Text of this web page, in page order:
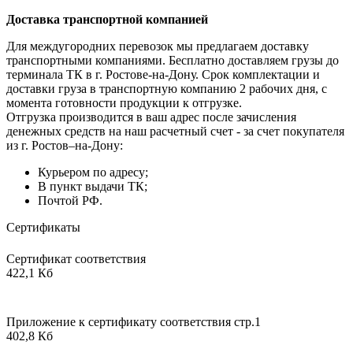
Доставка транспортной компанией
Для междугородних перевозок мы предлагаем доставку
транспортными компаниями. Бесплатно доставляем грузы до
терминала ТК в г. Ростове-на-Дону. Срок комплектации и
доставки груза в транспортную компанию 2 рабочих дня, с
момента готовности продукции к отгрузке.
Отгрузка производится в ваш адрес после зачисления
денежных средств на наш расчетный счет - за счет покупателя
из г. Ростов–на-Дону:
Курьером по адресу;
В пункт выдачи ТК;
Почтой РФ.
Сертификаты
Сертификат соответствия
422,1 Кб
Приложение к сертификату соответствия стр.1
402,8 Кб